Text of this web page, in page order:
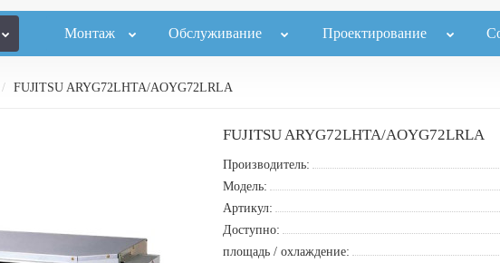
Монтаж Обслуживание Проектирование
FUJITSU ARYG72LHTA/AOYG72LRLA
FUJITSU ARYG72LHTA/AOYG72LRLA
Производитель:
Модель:
Артикул:
Доступно:
площадь / охлаждение: